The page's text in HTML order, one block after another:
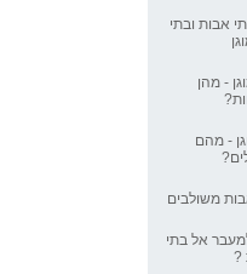
המסלולים?
אבות ובתי
- מהן
- מהם
משולבים
אל בתי
?